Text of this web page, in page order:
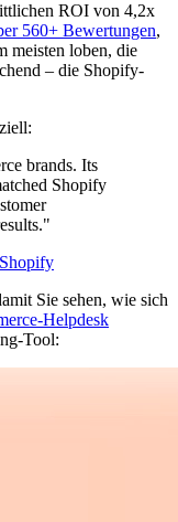
ROI von 4,2x
560+ Bewertungen,
meisten loben, die
– die Shopify-
brands. Its
Shopify
Sie sehen, wie sich
Helpdesk
Tool: